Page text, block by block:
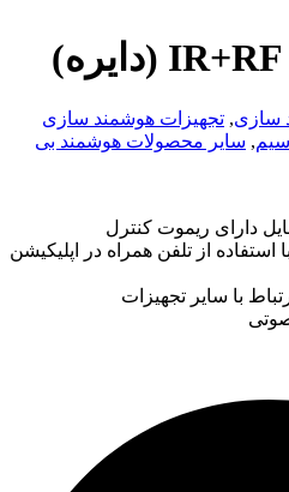
سازی, تجهیزات هوشمند سازی
, سایر محصولات هوشمند بی
دارای ریموت کنترل
استفاده از تلفن همراه در اپلیکیشن
با سایر تجهیزات